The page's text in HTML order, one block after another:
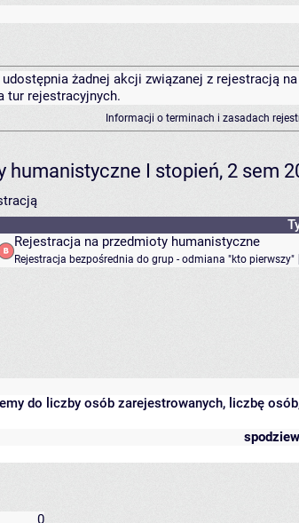
żadnej akcji związanej z rejestracją
tur rejestracyjnych.
Informacji o terminach i zasadach
I stopień, 2 sem
Rejestracja na przedmioty humanistyczne
Rejestracja bezpośrednia do grup - odmiana "kto pierwszy"
do liczby osób zarejestrowanych, liczbę
0